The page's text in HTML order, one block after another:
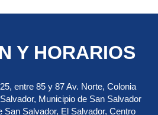
Y HORARIOS
entre 85 y 87 Av. Norte, Colonia
Municipio de San Salvador
San Salvador, El Salvador, Centro